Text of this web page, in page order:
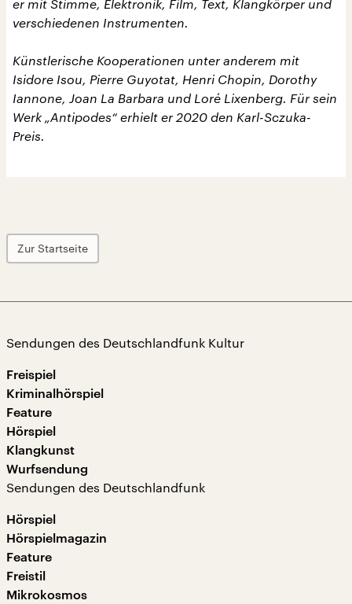
er mit Stimme, Elektronik, Film, Text, Klangkörper und
verschiedenen Instrumenten.
Künstlerische Kooperationen unter anderem mit
Isidore Isou, Pierre Guyotat, Henri Chopin, Dorothy
Iannone, Joan La Barbara und Loré Lixenberg. Für sein
Werk „Antipodes“ erhielt er 2020 den Karl-Sczuka-
Preis.
Zur Startseite
Sendungen des Deutschlandfunk Kultur
Freispiel
Kriminalhörspiel
Feature
Hörspiel
Klangkunst
Wurfsendung
Sendungen des Deutschlandfunk
Hörspiel
Hörspielmagazin
Feature
Freistil
Mikrokosmos